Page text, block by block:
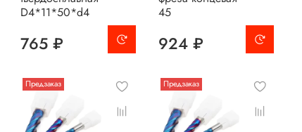
D4*11*50*d4
765 ₽
45
924 ₽
Предзаказ Предзаказ